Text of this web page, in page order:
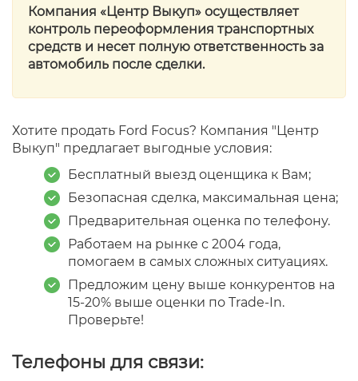
Компания «Центр Выкуп» осуществляет
контроль переоформления транспортных
средств и несет полную ответственность за
автомобиль после сделки.
Хотите продать Ford Focus? Компания "Центр
Выкуп" предлагает выгодные условия:
Бесплатный выезд оценщика к Вам;
Безопасная сделка, максимальная цена;
Предварительная оценка по телефону.
Работаем на рынке с 2004 года,
помогаем в самых сложных ситуациях.
Предложим цену выше конкурентов на
15-20% выше оценки по Trade-In.
Проверьте!
Телефоны для связи: